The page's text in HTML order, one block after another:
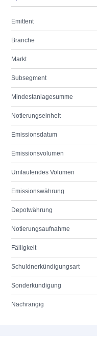
Emittent
Branche
Markt
Subsegment
Mindestanlagesumme
Notierungseinheit
Emissionsdatum
Emissionsvolumen
Umlaufendes Volumen
Emissionswährung
Depotwährung
Notierungsaufnahme
Fälligkeit
Schuldnerkündigungsart
Sonderkündigung
Nachrangig